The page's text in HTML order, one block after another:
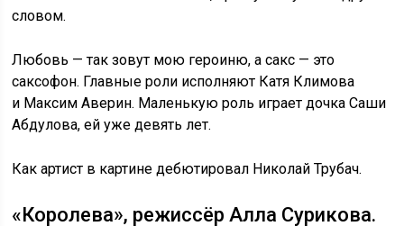
словом.
Любовь — так зовут мою героиню, а сакс — это
саксофон. Главные роли исполняют Катя Климова
и Максим Аверин. Маленькую роль играет дочка Саши
Абдулова, ей уже девять лет.
Как артист в картине дебютировал Николай Трубач.
«Королева», режиссёр Алла Сурикова.